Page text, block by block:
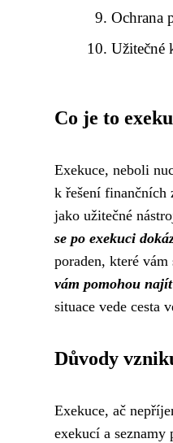
Ochrana
Užitečné
Co je to
Exekuce, neboli
k řešení finančních
jako užitečné
se po exekuci
poraden, které
vám pomohou
situace vede cesta
Důvody
Exekuce, ač
exekucí a